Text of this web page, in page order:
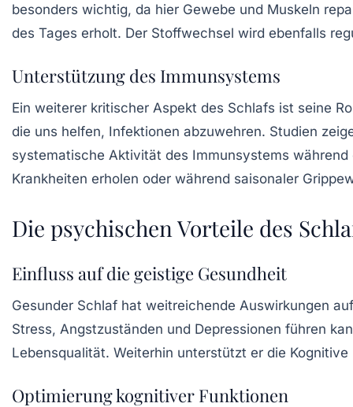
besonders wichtig, da hier Gewebe und Muskeln
des Tages erholt. Der Stoffwechsel wird ebenfalls
Unterstützung des Immunsystems
Ein weiterer kritischer Aspekt des Schlafs ist seine
die uns helfen, Infektionen abzuwehren. Studien
systematische Aktivität des Immunsystems
Krankheiten erholen oder während saisonaler
Die psychischen Vorteile des
Einfluss auf die geistige Gesundheit
Gesunder Schlaf hat weitreichende Auswirkungen
Stress, Angstzuständen und Depressionen führen
Lebensqualität. Weiterhin unterstützt er die Kognitive
Optimierung kognitiver Funktionen